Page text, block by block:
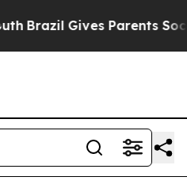
Brazil Gives Parents Social